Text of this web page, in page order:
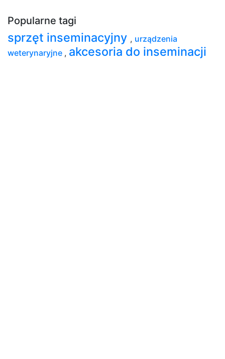
Popularne tagi
sprzęt inseminacyjny , urządzenia
weterynaryjne , akcesoria do inseminacji